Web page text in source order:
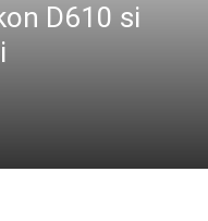
D610 si